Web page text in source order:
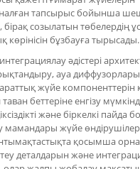
тапсырыс бойынша
бірақ созылатын төбелердің
көрінісін бұзбауға тырысады.
әдістері
ауа
жүйе компоненттерін
беттеріне енгізу
және біркелкі пайда
мамандары жүйе
қосымша
деталдарын және